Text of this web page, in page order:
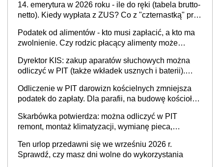
zależności od rodzaju aktywów (lokaty, obligacje, czy
akcje, fundusze inwestycyjne)
14. emerytura w 2026 roku - ile do ręki (tabela brutto-
netto). Kiedy wypłata z ZUS? Co z "czternastką" przy
Podatek od alimentów - kto musi zapłacić, a kto ma
zwolnienie. Czy rodzic płacący alimenty może
Dyrektor KIS: zakup aparatów słuchowych można
odliczyć w PIT (także wkładek usznych i baterii).
niepełnosprawność
Odliczenie w PIT darowizn kościelnych zmniejsza
podatek do zapłaty. Dla parafii, na budowę kościoła,
religijny
Skarbówka potwierdza: można odliczyć w PIT
remont, montaż klimatyzacji, wymianę pieca,
przystosowania mieszkania dla potrzeb
niepełnosprawnego
Ten urlop przedawni się we wrześniu 2026 r.
Sprawdź, czy masz dni wolne do wykorzystania